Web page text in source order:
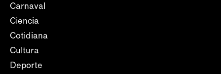
Carnaval
Ciencia
Cotidiana
Cultura
Deporte